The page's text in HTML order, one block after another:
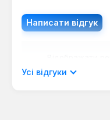
Написати відгук
мовою.
Усі відгуки